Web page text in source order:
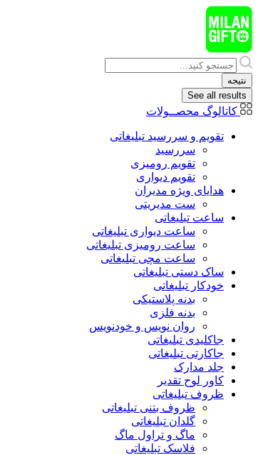
پرش
به
محتوا
Search
...
نتیجه
See all results
کاتالوگ محصــولات
تقویم و سررسید تبلیغاتی
سررسید
تقویم رومیزی
تقویم دیواری
هدایای ويژه مدیران
ست مدیریتی
ساعت تبلیغاتی
ساعت دیواری تبلیغاتی
ساعت رومیزی تبلیغاتی
ساعت مچی تبلیغاتی
ساک دستی تبلیغاتی
خودکار تبلیغاتی
بدنه پلاستیکی
بدنه فلزی
روان نویس و خودنویس
جاکلیدی تبلیغاتی
جاکارتی تبلیغاتی
جلد مدارک
کاور لوح تقدیر
ظروف تبلیغاتی
ظروف بتنی تبلیغاتی
گلدان تبلیغاتی
ماگ و تراول ماگ
فلاسک تبلیغاتی